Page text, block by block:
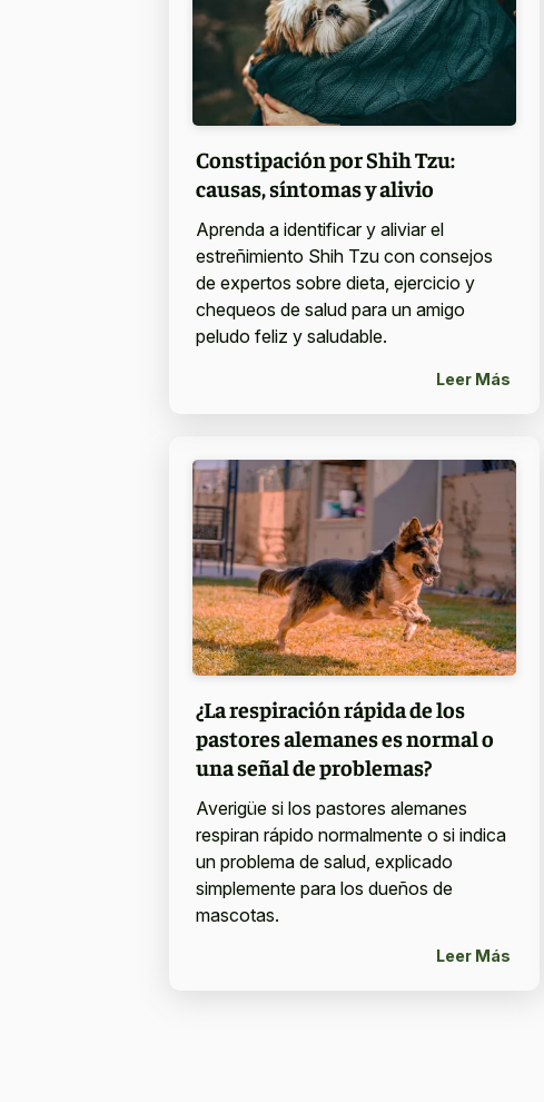
Constipación por Shih Tzu:
causas, síntomas y alivio
Aprenda a identificar y aliviar el
estreñimiento Shih Tzu con consejos
de expertos sobre dieta, ejercicio y
chequeos de salud para un amigo
peludo feliz y saludable.
Leer Más
¿La respiración rápida de los
pastores alemanes es normal o
una señal de problemas?
Averigüe si los pastores alemanes
respiran rápido normalmente o si indica
un problema de salud, explicado
simplemente para los dueños de
mascotas.
Leer Más